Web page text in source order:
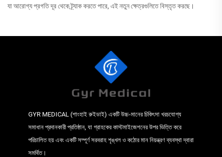
যা আরোগ্য প্রগতি দূর থেকে ট্র্যাক করতে পারে, এই নতুন ক্ষেত্রগুলিতে বিস্তৃত করছে।
GYR MEDICAL (শাংহাই রুইডাই) একটি উচ্চ-মানের চিকিৎসা খরচযোগ্য
সমাধান প্রদানকারী প্রতিষ্ঠান, যা গ্রাহকের কাস্টমাইজেশনের উপর ভিত্তি করে
পরিচালিত হয় এবং একটি সম্পূর্ণ সরবরাহ শৃঙ্খল ও কঠোর মান নিয়ন্ত্রণ ব্যবস্থা দ্বারা
সমর্থিত।